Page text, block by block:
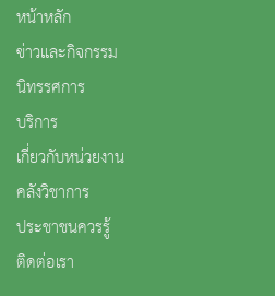
หน้าหลัก
ข่าวและกิจกรรม
นิทรรศการ
บริการ
เกี่ยวกับหน่วยงาน
คลังวิชาการ
ประชาชนควรรู้
ติดต่อเรา